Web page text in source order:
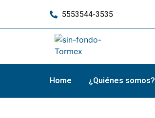
5553544-3535
Home ¿Quiénes somos?